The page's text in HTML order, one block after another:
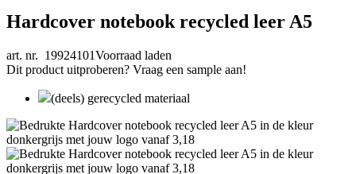
Hardcover notebook recycled leer A5
art. nr. 19924101Voorraad laden
Dit product uitproberen? Vraag een sample aan!
(deels) gerecycled materiaal